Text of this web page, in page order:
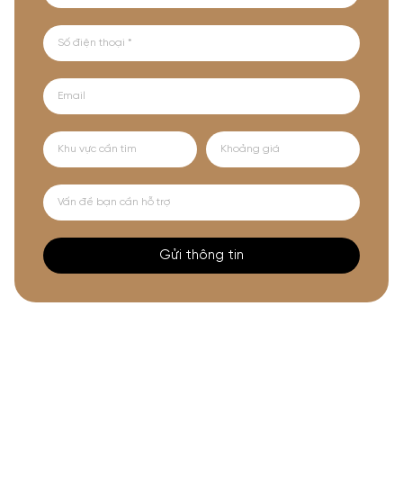
Gửi thông tin